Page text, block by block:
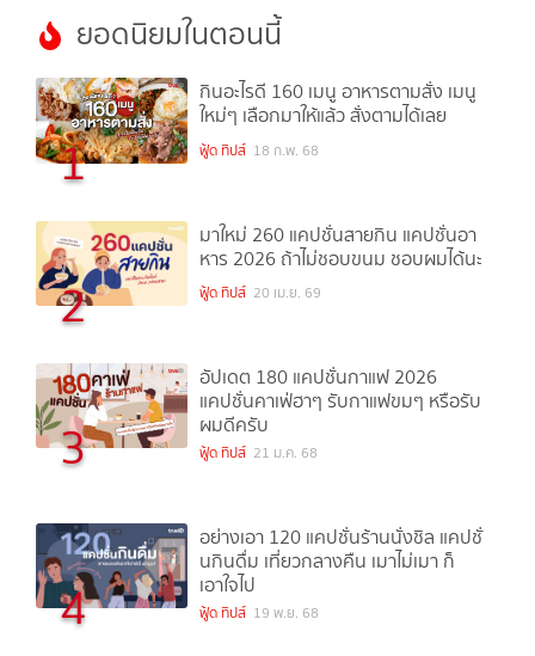
ยอดนิยมในตอนนี้
1
กินอะไรดี 160 เมนู อาหารตามสั่ง เมนู
ใหม่ๆ เลือกมาให้แล้ว สั่งตามได้เลย
ฟู้ด ทิปส์ 18 ก.พ. 68
2
มาใหม่ 260 แคปชั่นสายกิน แคปชั่นอา
หาร 2026 ถ้าไม่ชอบขนม ชอบผมได้นะ
ฟู้ด ทิปส์ 20 เม.ย. 69
3
อัปเดต 180 แคปชั่นกาแฟ 2026
แคปชั่นคาเฟ่ฮาๆ รับกาแฟขมๆ หรือรับ
ผมดีครับ
ฟู้ด ทิปส์ 21 ม.ค. 68
4
อย่างเอา 120 แคปชั่นร้านนั่งชิล แคปชั่
นกินดื่ม เที่ยวกลางคืน เมาไม่เมา ก็
เอาใจไป
ฟู้ด ทิปส์ 19 พ.ย. 68